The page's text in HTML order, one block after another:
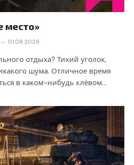
место»
01.08.2026
отдыха? Тихий уголок,
шума. Отличное время
в каком-нибудь клёвом…